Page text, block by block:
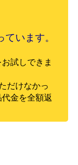
います。
試しできま
だけなかっ
金を全額返